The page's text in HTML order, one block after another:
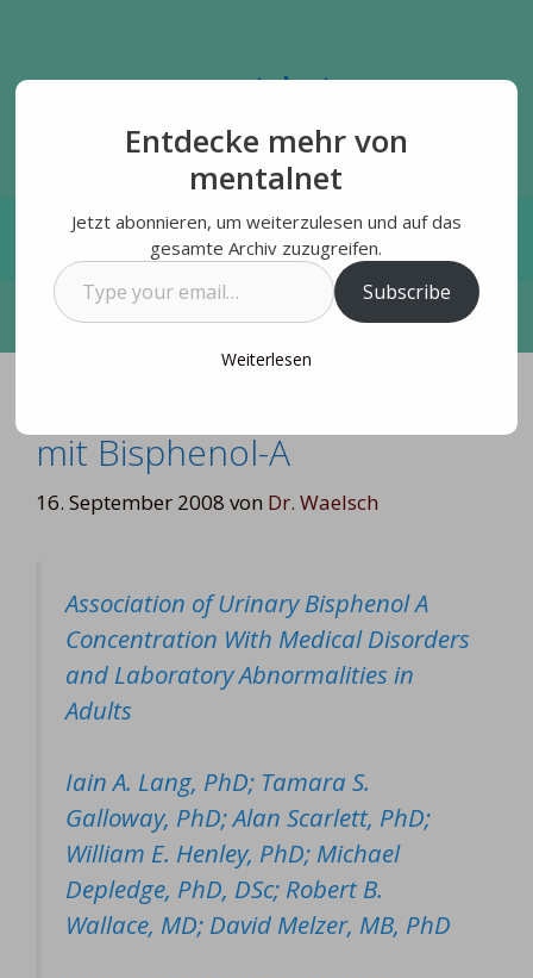
springen
mentalnet
Menü
mit Bisphenol-A
16. September 2008 von Dr. Waelsch
Association of Urinary Bisphenol A
Concentration With Medical Disorders
and Laboratory Abnormalities in
Adults
Iain A. Lang, PhD; Tamara S.
Galloway, PhD; Alan Scarlett, PhD;
William E. Henley, PhD; Michael
Depledge, PhD, DSc; Robert B.
Wallace, MD; David Melzer, MB, PhD
Entdecke mehr von
mentalnet
Jetzt abonnieren, um weiterzulesen und auf das
gesamte Archiv zuzugreifen.
Type
your
Subscribe
Weiterlesen